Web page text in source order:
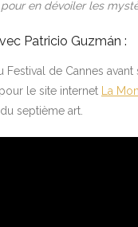
en dévoiler les
Patricio Guzmán :
Festival de Cannes
le site internet
La
septième art.